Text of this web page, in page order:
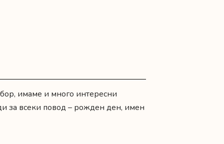
имаме и много интересни
за всеки повод – рожден ден, имен